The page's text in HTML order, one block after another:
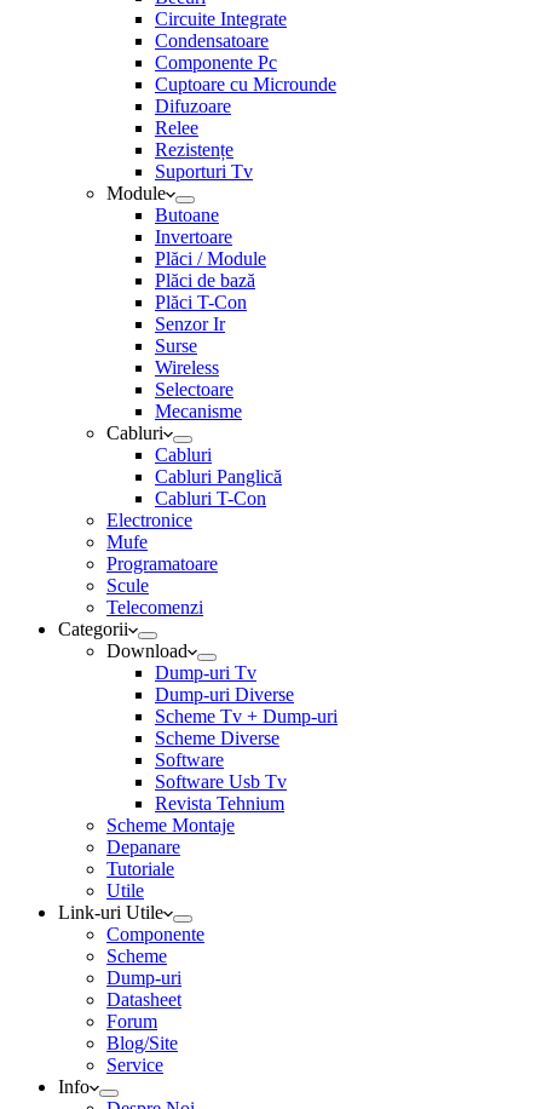
Circuite Integrate
Condensatoare
Componente Pc
Cuptoare cu Microunde
Difuzoare
Relee
Rezistențe
Suporturi Tv
Module
Butoane
Invertoare
Plăci / Module
Plăci de bază
Plăci T-Con
Senzor Ir
Surse
Wireless
Selectoare
Mecanisme
Cabluri
Cabluri
Cabluri Panglică
Cabluri T-Con
Electronice
Mufe
Programatoare
Scule
Telecomenzi
Categorii
Download
Dump-uri Tv
Dump-uri Diverse
Scheme Tv + Dump-uri
Scheme Diverse
Software
Software Usb Tv
Revista Tehnium
Scheme Montaje
Depanare
Tutoriale
Utile
Link-uri Utile
Componente
Scheme
Dump-uri
Datasheet
Forum
Blog/Site
Service
Info